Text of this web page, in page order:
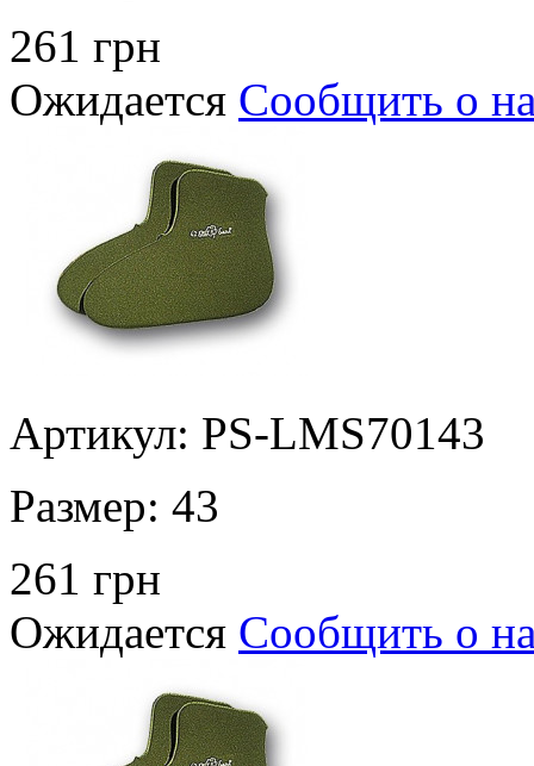
261 грн
Ожидается Сообщить о
Артикул: PS-LMS70143
Размер: 43
261 грн
Ожидается Сообщить о